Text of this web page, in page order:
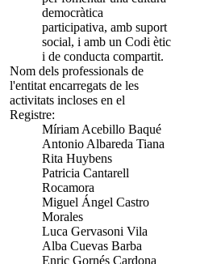
democràtica
participativa, amb suport
social, i amb un Codi ètic
i de conducta compartit.
Nom dels professionals de
l'entitat encarregats de les
activitats incloses en el
Registre:
Míriam Acebillo Baqué
Antonio Albareda Tiana
Rita Huybens
Patricia Cantarell
Rocamora
Miguel Ángel Castro
Morales
Luca Gervasoni Vila
Alba Cuevas Barba
Enric Gornés Cardona